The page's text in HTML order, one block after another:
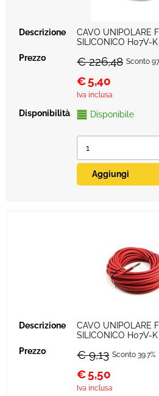
CAVO UNIPOLARE
SILICONICO H07V-
€ 226,48 Sconto
€ 5,40
Iva inclusa
Disponibile
CAVO UNIPOLARE
SILICONICO H07V-
€ 9,13 Sconto 39.7%
€ 5,50
Iva inclusa